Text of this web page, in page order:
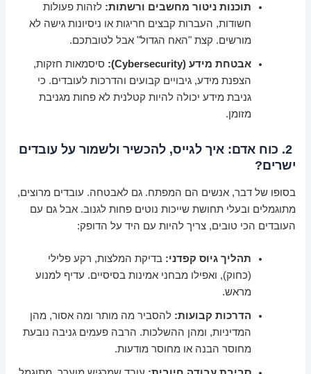
תוכנות ניטור מחשבים ורשתות: לזהות פעולות
חשודות, העברות קבצים חריגות או ניסיונות גישה לא
מורשים. קצת "האח הגדול" אבל לטובתכם.
אבטחת מידע (Cybersecurity):
סיסמאות חזקות,
הצפנת מידע, גיבויים קבועים והדרכות לעובדים. כי
גניבת מידע יכולה להיות קטלנית לא פחות מגניבת
מזומן.
2. כוח אדם: איך לגייס, להכשיר ולשמור על עובדים
ישרים?
בסופו של דבר, אנשים הם המפתח. גם לאבטחה. עובדים מרוצים,
מתוגמלים ובעלי תחושת שייכות נוטים פחות לגנוב. אבל גם עם
העובדים הכי טובים, צריך להיות עם היד על הדופק:
תהליך גיוס קפדני: בדיקת המלצות, רקע פלילי
(כחוק), ואפילו מבחני אמינות בסיסיים. עדיף למנוע
מראש.
הדרכות קבועות: להסביר מה מותר ומה אסור, מהן
המדיניות, ומהן ההשלכות. הרבה פעמים גניבה נובעת
מחוסר הבנה או מחוסר מודעות.